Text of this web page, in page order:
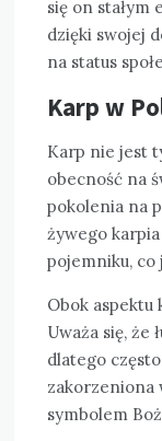
się on
dzięki swojej
na status
Karp w
Karp nie jest
obecność na
pokolenia na
żywego
pojemniku,
Obok
Uważa się, że
dlatego
zakorzeniona
symbolem